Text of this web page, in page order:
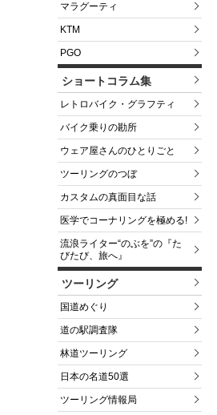
マラグーティ
KTM
PGO
ショートコラム集
レトロバイク・グラフティ
バイク乗りの勘所
ウェア屋さんのひとりごと
ツーリングのつぼ
カスタムの真面目な話
医学でコーナリングを極める!
流浪ライター“のぶを”の『た
びたび、旅へ』
ツーリング
国道めぐり
道の駅調査隊
林道ツーリング
日本の名道50選
ツーリング情報局